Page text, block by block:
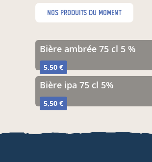
nos produits du moment
bière ambrée 75 cl 5 %
5,50 €
bière ipa 75 cl 5%
5,50 €